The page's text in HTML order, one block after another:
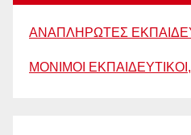
ΑΝΑΠΛΗΡΩΤΕΣ
ΜΟΝΙΜΟΙ